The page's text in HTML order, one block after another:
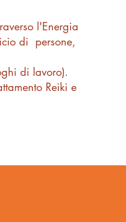
l'Energia
di persone,
di lavoro).
Reiki e